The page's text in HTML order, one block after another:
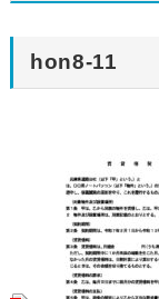
hon8-11